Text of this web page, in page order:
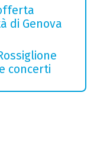
di Genova
concerti